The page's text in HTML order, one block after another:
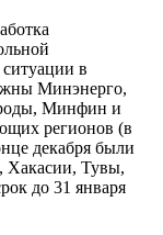
в
Минэнерго,
Минфин и
регионов (в
декабря были
Хакасии, Тувы,
до 31 января